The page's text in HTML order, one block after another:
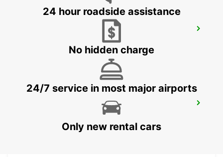
SOUTHBANK - AUSTRALIA
MELBOURNE SUNSHINE WEST
SUNSHINE WEST - AUSTRALIA
24 hour roadside assistance
No hidden charge
24/7 service in most major airports
Only new rental cars